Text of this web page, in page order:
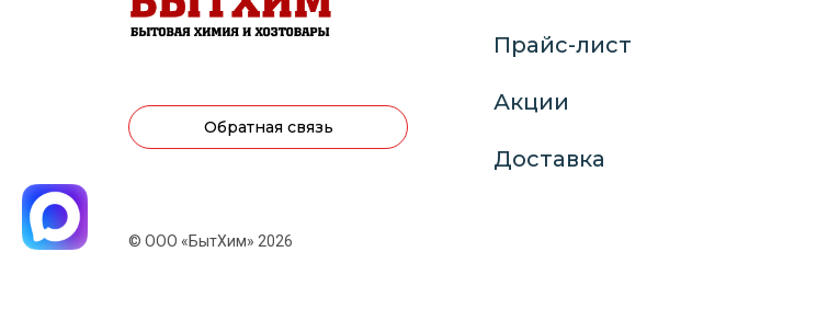
Обратная связь
Прайс-лист
Акции
Доставка
© ООО «БытХим» 2026